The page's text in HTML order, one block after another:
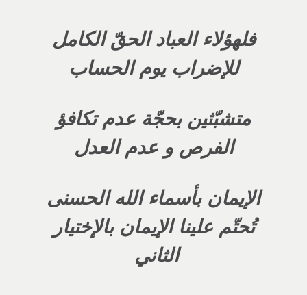
فلهؤلاء العباد الحقّ الكامل
للإضراب يوم الحساب
متشبّثين بحجّة عدم تكافؤ
الفرص و عدم العدل
الإيمان بأسماء الله الحسنى
تُحتّم علينا الإيمان بالإختيار
الثاني